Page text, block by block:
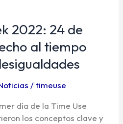
2022: 24 de
al tiempo
/timeuse
día de la Time Use
los conceptos clave y